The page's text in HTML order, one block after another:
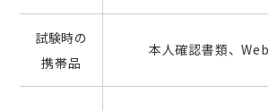
試験時の
携帯品
本人確認書類、